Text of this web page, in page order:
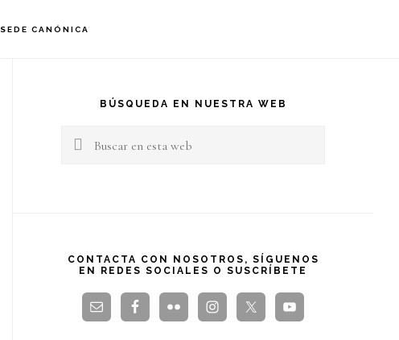
SEDE CANÓNICA
principal
BÚSQUEDA EN NUESTRA WEB
Buscar
CONTACTA CON NOSOTROS, SÍGUENOS
EN REDES SOCIALES O SUSCRÍBETE